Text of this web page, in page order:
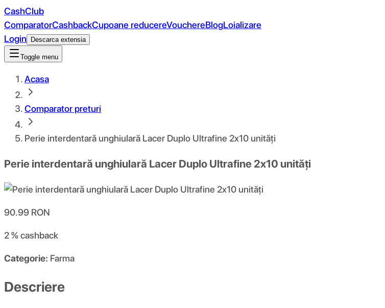
CashClub
ComparatorCashbackCupoane reducereVouchereBlogLoializare
Login
Descarca extensia
Toggle menu
Acasa
Comparator preturi
Perie interdentară unghiulară Lacer Duplo Ultrafine 2x10 unități
Perie interdentară unghiulară Lacer Duplo Ultrafine 2x10 unități
90.99 RON
2 %cashback
Categorie: Farma
Descriere